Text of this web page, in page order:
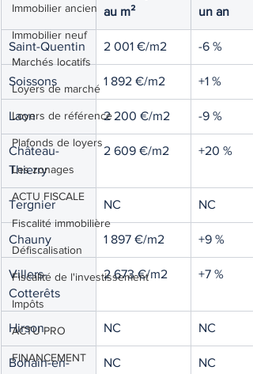
Immobilier ancien
Immobilier neuf
Marchés locatifs
Loyers de marché
Loyers de référence
Plafonds de loyers
Les zonages
ACTU FISCALE
Fiscalité immobilière
Défiscalisation
Fiscalité de l'investissement
Impôts
ACTU PRO
FINANCEMENT
au m²
un an
Saint-Quentin 2 001 €/m2 -6 %
Soissons 1 892 €/m2 +1 %
Laon 2 200 €/m2 -9 %
Château-
Thierry
2 609 €/m2 +20 %
Tergnier NC NC
Chauny 1 897 €/m2 +9 %
Villers-
Cotterêts
2 673 €/m2 +7 %
Hirson NC NC
Bohain-en-
NC NC